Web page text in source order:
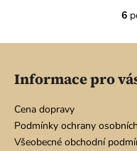
6
Z
Informace pro
Cena dopravy
Podmínky ochrany
Všeobecné obchodní